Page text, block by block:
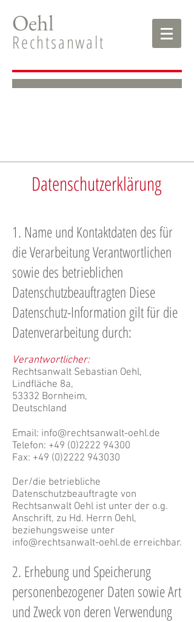
Oehl
Rechtsanwalt
Datenschutzerklärung
1. Name und Kontaktdaten des für
die Verarbeitung Verantwortlichen
sowie des betrieblichen
Datenschutzbeauftragten Diese
Datenschutz-Information gilt für die
Datenverarbeitung durch:
Verantwortlicher:
Rechtsanwalt Sebastian Oehl,
Lindfläche 8a,
53332 Bornheim,
Deutschland
Email: info@rechtsanwalt-oehl.de
Telefon: +49 (0)2222 94300
Fax: +49 (0)2222 943030
Der/die betriebliche
Datenschutzbeauftragte von
Rechtsanwalt Oehl ist unter der o.g.
Anschrift, zu Hd. Herrn Oehl,
beziehungsweise unter
info@rechtsanwalt-oehl.de erreichbar.
2. Erhebung und Speicherung
personenbezogener Daten sowie Art
und Zweck von deren Verwendung